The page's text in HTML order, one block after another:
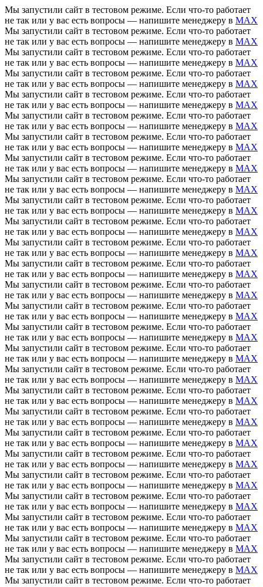
Мы запустили сайт в тестовом режиме. Если что-то работает
не так или у вас есть вопросы — напишите менеджеру в MAX
Мы запустили сайт в тестовом режиме. Если что-то работает
не так или у вас есть вопросы — напишите менеджеру в MAX
Мы запустили сайт в тестовом режиме. Если что-то работает
не так или у вас есть вопросы — напишите менеджеру в MAX
Мы запустили сайт в тестовом режиме. Если что-то работает
не так или у вас есть вопросы — напишите менеджеру в MAX
Мы запустили сайт в тестовом режиме. Если что-то работает
не так или у вас есть вопросы — напишите менеджеру в MAX
Мы запустили сайт в тестовом режиме. Если что-то работает
не так или у вас есть вопросы — напишите менеджеру в MAX
Мы запустили сайт в тестовом режиме. Если что-то работает
не так или у вас есть вопросы — напишите менеджеру в MAX
Мы запустили сайт в тестовом режиме. Если что-то работает
не так или у вас есть вопросы — напишите менеджеру в MAX
Мы запустили сайт в тестовом режиме. Если что-то работает
не так или у вас есть вопросы — напишите менеджеру в MAX
Мы запустили сайт в тестовом режиме. Если что-то работает
не так или у вас есть вопросы — напишите менеджеру в MAX
Мы запустили сайт в тестовом режиме. Если что-то работает
не так или у вас есть вопросы — напишите менеджеру в MAX
Мы запустили сайт в тестовом режиме. Если что-то работает
не так или у вас есть вопросы — напишите менеджеру в MAX
Мы запустили сайт в тестовом режиме. Если что-то работает
не так или у вас есть вопросы — напишите менеджеру в MAX
Мы запустили сайт в тестовом режиме. Если что-то работает
не так или у вас есть вопросы — напишите менеджеру в MAX
Мы запустили сайт в тестовом режиме. Если что-то работает
не так или у вас есть вопросы — напишите менеджеру в MAX
Мы запустили сайт в тестовом режиме. Если что-то работает
не так или у вас есть вопросы — напишите менеджеру в MAX
Мы запустили сайт в тестовом режиме. Если что-то работает
не так или у вас есть вопросы — напишите менеджеру в MAX
Мы запустили сайт в тестовом режиме. Если что-то работает
не так или у вас есть вопросы — напишите менеджеру в MAX
Мы запустили сайт в тестовом режиме. Если что-то работает
не так или у вас есть вопросы — напишите менеджеру в MAX
Мы запустили сайт в тестовом режиме. Если что-то работает
не так или у вас есть вопросы — напишите менеджеру в MAX
Мы запустили сайт в тестовом режиме. Если что-то работает
не так или у вас есть вопросы — напишите менеджеру в MAX
Мы запустили сайт в тестовом режиме. Если что-то работает
не так или у вас есть вопросы — напишите менеджеру в MAX
Мы запустили сайт в тестовом режиме. Если что-то работает
не так или у вас есть вопросы — напишите менеджеру в MAX
Мы запустили сайт в тестовом режиме. Если что-то работает
не так или у вас есть вопросы — напишите менеджеру в MAX
Мы запустили сайт в тестовом режиме. Если что-то работает
не так или у вас есть вопросы — напишите менеджеру в MAX
Мы запустили сайт в тестовом режиме. Если что-то работает
не так или у вас есть вопросы — напишите менеджеру в MAX
Мы запустили сайт в тестовом режиме. Если что-то работает
не так или у вас есть вопросы — напишите менеджеру в MAX
Мы запустили сайт в тестовом режиме. Если что-то работает